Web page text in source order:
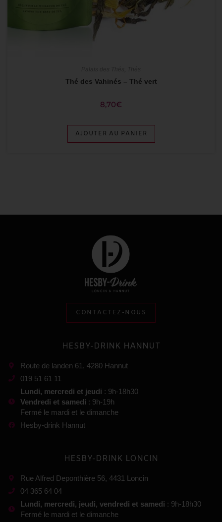
,
Thé des Vahinés – Thé vert
8,70€
AJOUTER AU PANIER
CONTACTEZ-NOUS
HESBY-DRINK HANNUT
Route de landen 61, 4280 Hannut
019 51 61 11
Lundi, mercredi et jeudi : 9h-18h30
Vendredi et samedi : 9h-19h
Fermé le mardi et le dimanche
Hesby-drink Hannut
HESBY-DRINK LONCIN
Rue Alfred Deponthière 56, 4431 Loncin
04 365 64 04
Lundi, mercredi, jeudi, vendredi et samedi : 9h-18h30
Fermé le mardi et le dimanche